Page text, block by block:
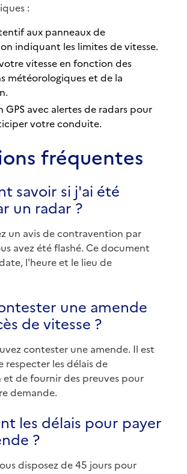
:
aux panneaux de
indiquant les limites de vitesse.
vitesse en fonction des
météorologiques et de la
GPS avec alertes de radars pour
votre conduite.
fréquentes
savoir si j'ai été
un radar ?
un avis de contravention par
avez été flashé. Ce document
l'heure et le lieu de
une amende
de vitesse ?
contester une amende. Il est
les délais de
de fournir des preuves pour
demande.
les délais pour payer
?
disposez de 45 jours pour